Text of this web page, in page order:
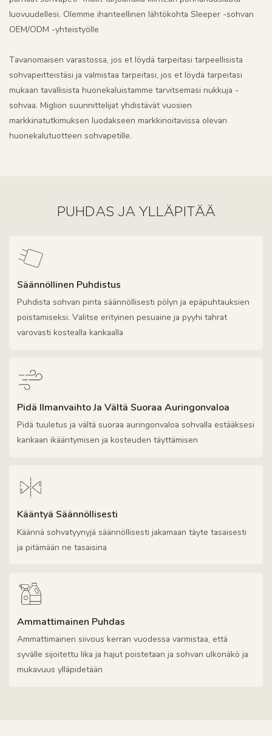
luovuudellesi. Olemme ihanteellinen lähtökohta Sleeper -sohvan
OEM/ODM -yhteistyölle
Tavanomaisen varastossa, jos et löydä tarpeitasi tarpeellisista
sohvapeitteistäsi ja valmistaa tarpeitasi, jos et löydä tarpeitasi
mukaan tavallisista huonekaluistamme tarvitsemasi nukkuja -
sohvaa. Miglion suunnittelijat yhdistävät vuosien
markkinatutkimuksen luodakseen markkinoitavissa olevan
huonekalutuotteen sohvapetille.
PUHDAS JA YLLÄPITÄÄ
Säännöllinen Puhdistus
Puhdista sohvan pinta säännöllisesti pölyn ja epäpuhtauksien
poistamiseksi. Valitse erityinen pesuaine ja pyyhi tahrat
varovasti kostealla kankaalla
Pidä Ilmanvaihto Ja Vältä Suoraa Auringonvaloa
Pidä tuuletus ja vältä suoraa auringonvaloa sohvalla estääksesi
kankaan ikääntymisen ja kosteuden täyttämisen
Kääntyä Säännöllisesti
Käännä sohvatyynyjä säännöllisesti jakamaan täyte tasaisesti
ja pitämään ne tasaisina
Ammattimainen Puhdas
Ammattimainen siivous kerran vuodessa varmistaa, että
syvälle sijoitettu lika ja hajut poistetaan ja sohvan ulkonäkö ja
mukavuus ylläpidetään